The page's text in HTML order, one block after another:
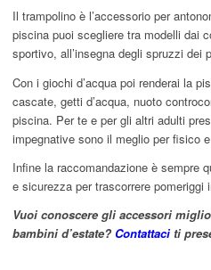
Il trampolino è l’accessorio per
piscina puoi scegliere tra modelli dai
sportivo, all’insegna degli spruzzi dei
Con i giochi d’acqua poi renderai la
cascate, getti d’acqua, nuoto
piscina. Per te e per gli altri adulti
impegnative sono il meglio per fisico
Infine la raccomandazione è sempre
e sicurezza per trascorrere pomeriggi
Vuoi conoscere gli accessori
bambini d’estate? Contattaciti